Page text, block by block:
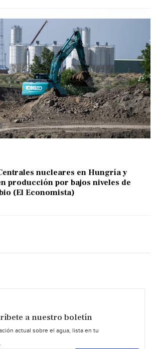
nucleares en Hungría y
producción por bajos niveles de
(El Economista)
a nuestro boletín
actual sobre el agua, lista en tu